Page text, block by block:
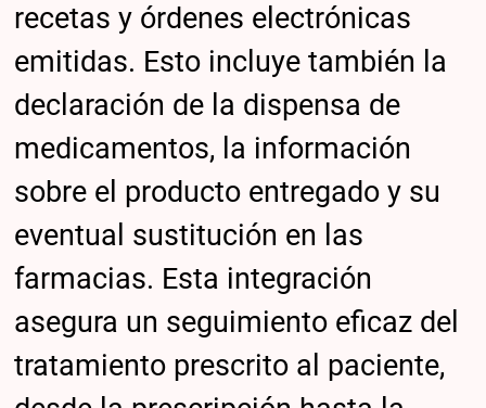
recetas y órdenes electrónicas
emitidas. Esto incluye también la
declaración de la dispensa de
medicamentos, la información
sobre el producto entregado y su
eventual sustitución en las
farmacias. Esta integración
asegura un seguimiento eficaz del
tratamiento prescrito al paciente,